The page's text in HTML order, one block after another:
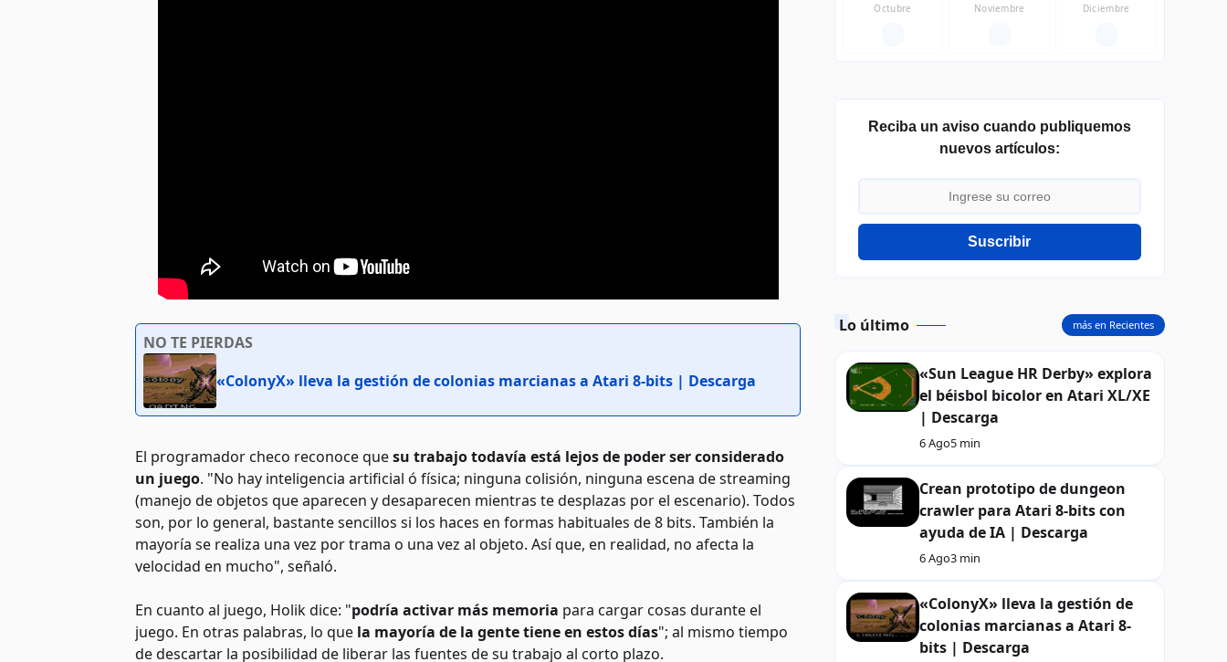
NO TE PIERDAS
«ColonyX» lleva la gestión de colonias marcianas a Atari 8-bits | Descarga
El programador checo reconoce quesu trabajo todavía está lejos de poder ser considerado
un juego. "No hay inteligencia artificial ó física; ninguna colisión, ninguna escena de streaming
(manejo de objetos que aparecen y desaparecen mientras te desplazas por el escenario). Todos
son, por lo general, bastante sencillos si los haces en formas habituales de 8 bits. También la
mayoría se realiza una vez por trama o una vez al objeto. Así que, en realidad, no afecta la
velocidad en mucho", señaló.
En cuanto al juego, Holik dice: "podría activar más memoria para cargar cosas durante el
juego. En otras palabras, lo que la mayoría de la gente tiene en estos días"; al mismo tiempo
de descartar la posibilidad de liberar las fuentes de su trabajo al corto plazo.
Octubre Noviembre Diciembre
Reciba un aviso cuando publiquemos
nuevos artículos:
Suscribir
Lo último
«Sun League HR Derby» explora
el béisbol bicolor en Atari XL/XE
| Descarga
6 Ago5 min
Crean prototipo de dungeon
crawler para Atari 8-bits con
ayuda de IA | Descarga
6 Ago3 min
«ColonyX» lleva la gestión de
colonias marcianas a Atari 8-
bits | Descarga
más en Recientes